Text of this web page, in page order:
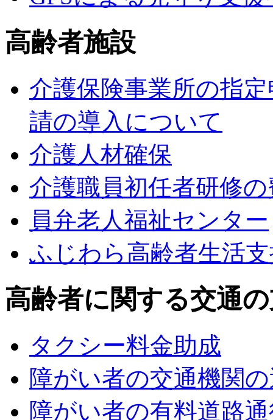
高齢者施設
介護保険事業所の指
請の導入について
介護人材確保
介護職員初任者研修
員弁老人福祉センター
ふじわら高齢者生活
高齢者に関する交通
タクシー料金助成
障がい者の交通機関
障がい者の有料道路